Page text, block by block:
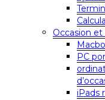
Occasion
PC
iPads